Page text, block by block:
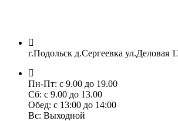
г.Подольск д.Сергеевка ул.Деловая
Пн-Пт: с 9.00 до 19.00
Сб: с 9.00 до 13.00
Обед: с 13:00 до 14:00
Вс: Выходной